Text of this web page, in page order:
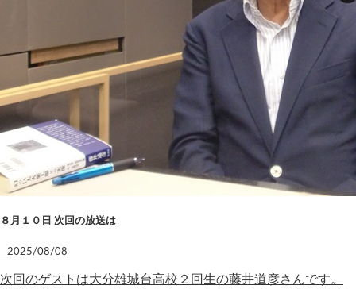
８月１０日 次回の放送は
2025/08/08
次回のゲストは大分雄城台高校２回生の藤井道彦さんです。